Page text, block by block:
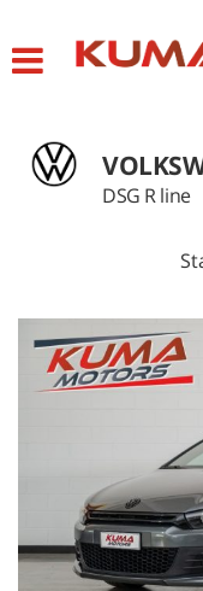
CONTATTI
DSG R line